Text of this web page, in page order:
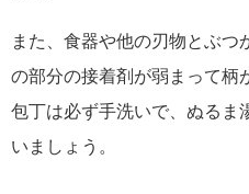
また、食器や他の刃物とぶつ
の部分の接着剤が弱まって柄
包丁は必ず手洗いで、ぬるま
いましょう。